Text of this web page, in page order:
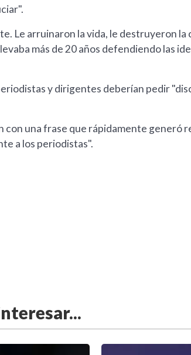
Le arruinaron la vida, le destruyeron
más de 20 años defendiendo las
y dirigentes deberían pedir
con una frase que rápidamente generó
a los periodistas".